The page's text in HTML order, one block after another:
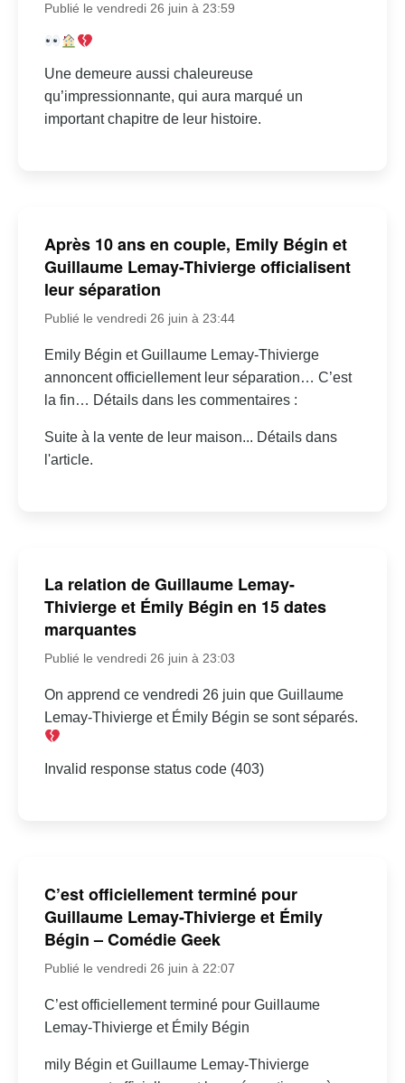
Publié le vendredi 26 juin à 23:59
Une demeure aussi chaleureuse
qu’impressionnante, qui aura marqué un
important chapitre de leur histoire.
Après 10 ans en couple, Emily Bégin et
Guillaume Lemay-Thivierge officialisent
leur séparation
Publié le vendredi 26 juin à 23:44
Emily Bégin et Guillaume Lemay-Thivierge
annoncent officiellement leur séparation… C’est
la fin… Détails dans les commentaires :
Suite à la vente de leur maison... Détails dans
l'article.
La relation de Guillaume Lemay-
Thivierge et Émily Bégin en 15 dates
marquantes
Publié le vendredi 26 juin à 23:03
On apprend ce vendredi 26 juin que Guillaume
Lemay-Thivierge et Émily Bégin se sont séparés.
Invalid response status code (403)
C’est officiellement terminé pour
Guillaume Lemay-Thivierge et Émily
Bégin – Comédie Geek
Publié le vendredi 26 juin à 22:07
C’est officiellement terminé pour Guillaume
Lemay-Thivierge et Émily Bégin
mily Bégin et Guillaume Lemay-Thivierge